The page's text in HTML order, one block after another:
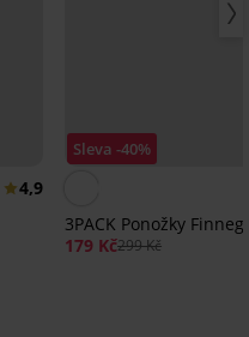
4,9
Sleva -40%
3PACK Ponožky
179 Kč299 Kč